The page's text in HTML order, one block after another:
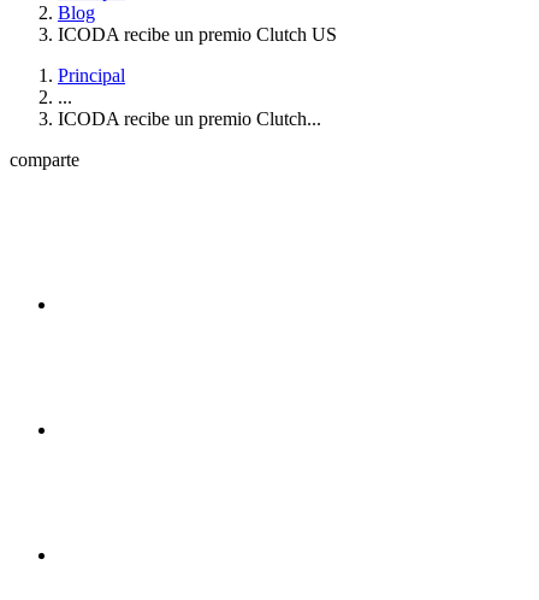
Blog
ICODA recibe un premio Clutch US
Principal
...
ICODA recibe un premio Clutch...
comparte